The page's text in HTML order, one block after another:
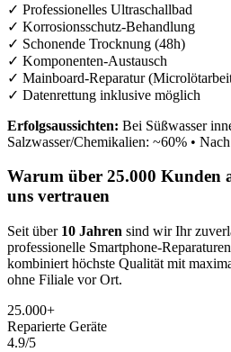
✓ Professionelles Ultraschallbad
✓ Korrosionsschutz-Behandlung
✓ Schonende Trocknung (48h)
✓ Komponenten-Austausch
✓ Mainboard-Reparatur
✓ Datenrettung inklusive möglich
Erfolgsaussichten: Bei Süßwasser
Salzwasser/Chemikalien: ~60% •
Warum über 25.000 Kunden
uns vertrauen
Seit über 10 Jahren sind wir Ihr
professionelle Smartphone-
kombiniert höchste Qualität mit
ohne Filiale vor Ort.
25.000+
Reparierte Geräte
4.9/5